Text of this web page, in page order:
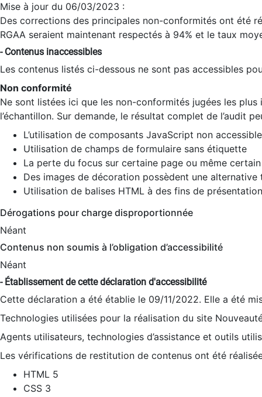
Mise à jour du 06/03/2023 :
Des corrections des principales non-conformités ont été
RGAA seraient maintenant respectés à 94% et le taux
- Contenus inaccessibles
Les contenus listés ci-dessous ne sont pas accessibles
Non conformité
Ne sont listées ici que les non-conformités jugées les
l’échantillon. Sur demande, le résultat complet de l’audit
L’utilisation de composants JavaScript non
Utilisation de champs de formulaire sans étiquette
La perte du focus sur certaine page ou même
Des images de décoration possèdent une alternative
Utilisation de balises HTML à des fins de
Dérogations pour charge disproportionnée
Néant
Contenus non soumis à l’obligation d’accessibilité
Néant
- Établissement de cette déclaration d'accessibilité
Cette déclaration a été établie le 09/11/2022. Elle a été
Technologies utilisées pour la réalisation du site
Agents utilisateurs, technologies d’assistance et outils
Les vérifications de restitution de contenus ont été
HTML 5
CSS 3